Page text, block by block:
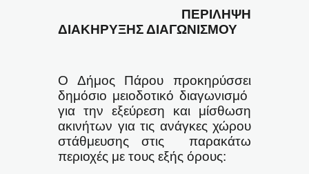
ΠΕΡΙΛΗΨΗ
ΔΙΑΚΗΡΥΞΗΣ ΔΙΑΓΩΝΙΣΜΟΥ
Ο Δήμος Πάρου προκηρύσσει
δημόσιο μειοδοτικό διαγωνισμό
για την εξεύρεση και μίσθωση
ακινήτων για τις ανάγκες χώρου
στάθμευσης στις
παρακάτω
περιοχές με τους εξής όρους: